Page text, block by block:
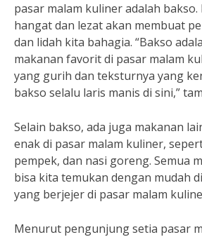
pasar malam kuliner adalah bakso.
hangat dan lezat akan membuat
dan lidah kita bahagia. “Bakso
makanan favorit di pasar malam
yang gurih dan teksturnya yang
bakso selalu laris manis di sini,”
Selain bakso, ada juga makanan
enak di pasar malam kuliner,
pempek, dan nasi goreng. Semua
bisa kita temukan dengan mudah
yang berjejer di pasar malam
Menurut pengunjung setia pasar